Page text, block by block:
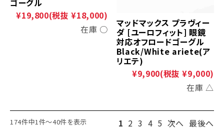
¥19,800(税抜 ¥18,000)
在庫 ○
マッドマックス プラヴィー
ダ [ユーロフィット] 眼鏡
対応オフロードゴーグル
Black/White ariete(ア
リエテ)
¥9,900(税抜 ¥9,000)
在庫 △
174件中1件～40件を表示 1 2 3 4 5 次へ 最後へ